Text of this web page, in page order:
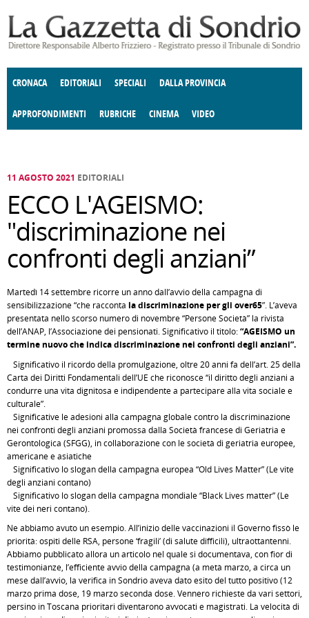
CRONACA EDITORIALI SPECIALI DALLA PROVINCIA
APPROFONDIMENTI
E SPETTACOLI POLITICA
RUBRICHE
DELLE IDEE FATTI DELLO SPIRITO
CINEMA VIDEO
11 AGOSTO 2021 EDITORIALI
ECCO L'AGEISMO:
"discriminazione nei
confronti degli anziani”
Martedì 14 settembre ricorre un anno dall’avvio della campagna di
sensibilizzazione “che racconta la discriminazione per gli over65”. L’aveva
presentata nello scorso numero di novembre “Persone Società” la rivista
dell’ANAP, l’Associazione dei pensionati. Significativo il titolo:“AGEISMO un
termine nuovo che indica discriminazione nei confronti degli anziani”.
Significativo il ricordo della promulgazione, oltre 20 anni fa dell’art. 25 della
Carta dei Diritti Fondamentali dell’UE che riconosce “il diritto degli anziani a
condurre una vita dignitosa e indipendente a partecipare alla vita sociale e
culturale”.
Significative le adesioni alla campagna globale contro la discriminazione
nei confronti degli anziani promossa dalla Società francese di Geriatria e
Gerontologica (SFGG), in collaborazione con le società di geriatria europee,
americane e asiatiche
Significativo lo slogan della campagna europea “Old Lives Matter” (Le vite
degli anziani contano)
Significativo lo slogan della campagna mondiale “Black Lives matter” (Le
vite dei neri contano).
Ne abbiamo avuto un esempio. All’inizio delle vaccinazioni il Governo fissò le
priorità: ospiti delle RSA, persone ‘fragili’ (di salute difficili), ultraottantenni.
Abbiamo pubblicato allora un articolo nel quale si documentava, con fior di
testimonianze, l’efficiente avvio della campagna (a metà marzo, a circa un
mese dall’avvio, la verifica in Sondrio aveva dato esito del tutto positivo (12
marzo prima dose, 19 marzo seconda dose. Vennero richieste da vari settori,
persino in Toscana prioritari diventarono avvocati e magistrati. La velocità di